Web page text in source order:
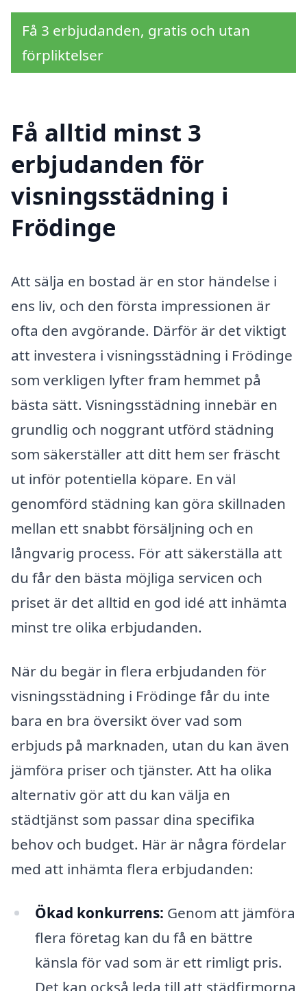
Få 3 erbjudanden, gratis och utan
förpliktelser
Få alltid minst 3
erbjudanden för
visningsstädning i
Frödinge
Att sälja en bostad är en stor händelse i
ens liv, och den första impressionen är
ofta den avgörande. Därför är det viktigt
att investera i visningsstädning i Frödinge
som verkligen lyfter fram hemmet på
bästa sätt. Visningsstädning innebär en
grundlig och noggrant utförd städning
som säkerställer att ditt hem ser fräscht
ut inför potentiella köpare. En väl
genomförd städning kan göra skillnaden
mellan ett snabbt försäljning och en
långvarig process. För att säkerställa att
du får den bästa möjliga servicen och
priset är det alltid en god idé att inhämta
minst tre olika erbjudanden.
När du begär in flera erbjudanden för
visningsstädning i Frödinge får du inte
bara en bra översikt över vad som
erbjuds på marknaden, utan du kan även
jämföra priser och tjänster. Att ha olika
alternativ gör att du kan välja en
städtjänst som passar dina specifika
behov och budget. Här är några fördelar
med att inhämta flera erbjudanden:
Ökad konkurrens: Genom att jämföra
flera företag kan du få en bättre
känsla för vad som är ett rimligt pris.
Det kan också leda till att städfirmorna